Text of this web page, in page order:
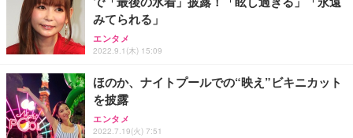
みてられる」
エンタメ
2022.9.1(木) 15:09
ほのか、ナイトプールでの“映え”ビキニカット
を披露
エンタメ
2022.7.19(火) 7:51